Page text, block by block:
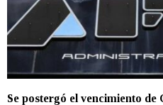
Se postergó el vencimiento de